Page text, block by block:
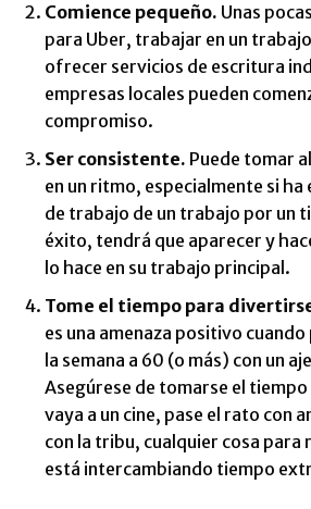
Comience pequeño. Unas
para Uber, trabajar en un
ofrecer servicios de escritura
empresas locales pueden
compromiso.
Ser consistente. Puede tomar
en un ritmo, especialmente si ha
de trabajo de un trabajo por un
éxito, tendrá que aparecer y
lo hace en su trabajo principal.
Tome el tiempo para
es una amenaza positivo
la semana a 60 (o más) con un
Asegúrese de tomarse el
vaya a un cine, pase el rato con
con la tribu, cualquier cosa para
está intercambiando tiempo